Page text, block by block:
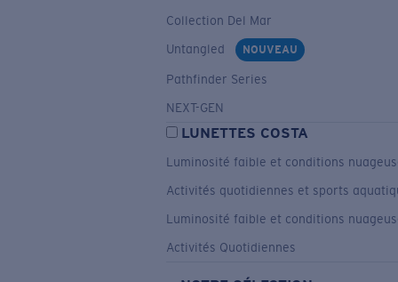
Collection Del Mar
Untangled
NOUVEAU
Pathfinder Series
NEXT-GEN
LUNETTES COSTA
Luminosité faible et conditions
Activités quotidiennes et sports
Luminosité faible et conditions
Activités Quotidiennes